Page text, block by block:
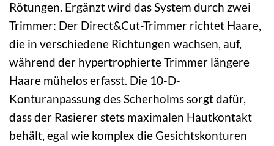
Rötungen. Ergänzt wird das System durch zwei
Trimmer: Der Direct&Cut-Trimmer richtet Haare,
die in verschiedene Richtungen wachsen, auf,
während der hypertrophierte Trimmer längere
Haare mühelos erfasst. Die 10-D-
Konturanpassung des Scherholms sorgt dafür,
dass der Rasierer stets maximalen Hautkontakt
behält, egal wie komplex die Gesichtskonturen